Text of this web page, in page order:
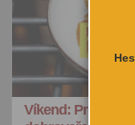
Víkend: Proč